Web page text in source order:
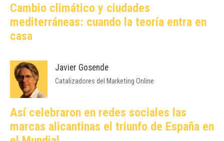
Cambio climático y ciudades
mediterráneas: cuando la teoría entra en
casa
Javier Gosende
Catalizadores del Marketing Online
Así celebraron en redes sociales las
marcas alicantinas el triunfo de España en